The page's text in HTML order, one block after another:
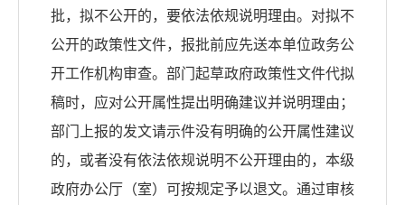
批，拟不公开的，要依法依规说明理由。对拟不
公开的政策性文件，报批前应先送本单位政务公
开工作机构审查。部门起草政府政策性文件代拟
稿时，应对公开属性提出明确建议并说明理由；
部门上报的发文请示件没有明确的公开属性建议
的，或者没有依法依规说明不公开理由的，本级
政府办公厅（室）可按规定予以退文。通过审核